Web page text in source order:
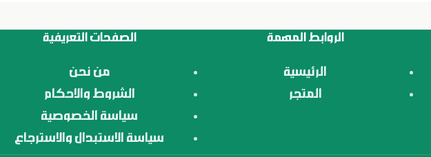
الروابط المهمة
الرئيسية
المتجر
الصفحات التعريفية
من نحن
الشروط والاحكام
سياسة الخصوصية
سياسة الاستبدال والاسترجاع